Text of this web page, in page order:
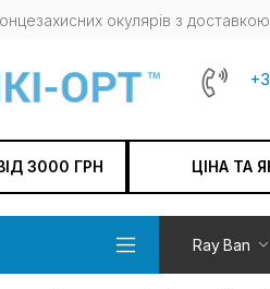
окулярів з доставкою
3000 ГРН ЦІНА ТА
Ray Ban